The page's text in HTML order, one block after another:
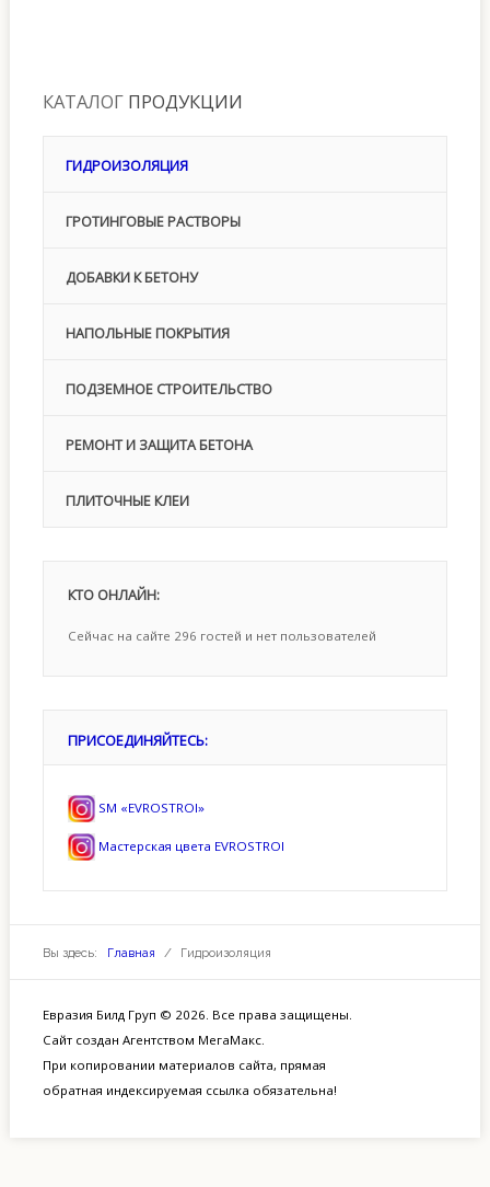
КАТАЛОГ ПРОДУКЦИИ
ГИДРОИЗОЛЯЦИЯ
ГРОТИНГОВЫЕ РАСТВОРЫ
ДОБАВКИ К БЕТОНУ
НАПОЛЬНЫЕ ПОКРЫТИЯ
ПОДЗЕМНОЕ СТРОИТЕЛЬСТВО
РЕМОНТ И ЗАЩИТА БЕТОНА
ПЛИТОЧНЫЕ КЛЕИ
КТО ОНЛАЙН:
Сейчас на сайте 296 гостей и нет пользователей
ПРИСОЕДИНЯЙТЕСЬ:
SM «EVROSTROI»
Мастерская цвета EVROSTROI
Вы здесь: Главная / Гидроизоляция
Евразия Билд Груп © 2026. Все права защищены.
Сайт создан Агентством МегаМакс.
При копировании материалов сайта, прямая
обратная индексируемая ссылка обязательна!